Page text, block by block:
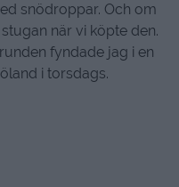
snödroppar. Och om
när vi köpte den.
fyndade jag i en
i torsdags.